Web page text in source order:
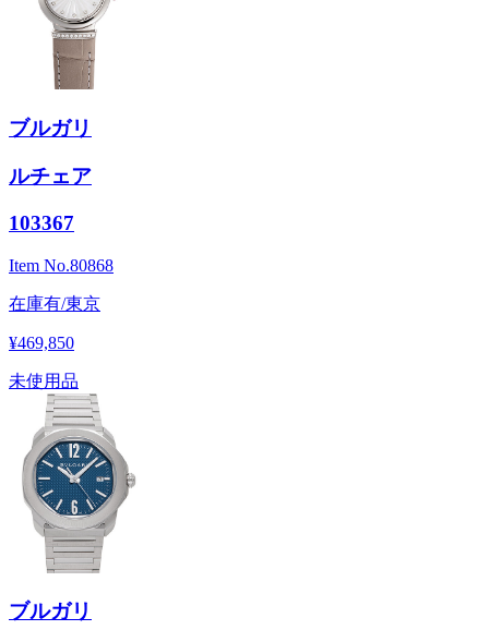
ブルガリ
ルチェア
103367
Item No.80868
在庫有/東京
¥469,850
未使用品
ブルガリ